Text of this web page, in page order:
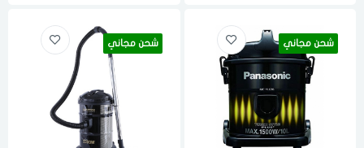
شحن مجاني شحن مجاني